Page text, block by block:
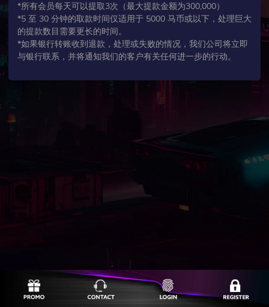
*所有会员每天可以提取3次（最大提款金额为300,000）
*5 至 30 分钟的取款时间仅适用于 5000 马币或以下，处理巨大
的提款数目需要更长的时间。
*如果银行转账收到退款，处理或失败的情况，我们公司将立即
与银行联系，并将通知我们的客户有关任何进一步的行动。